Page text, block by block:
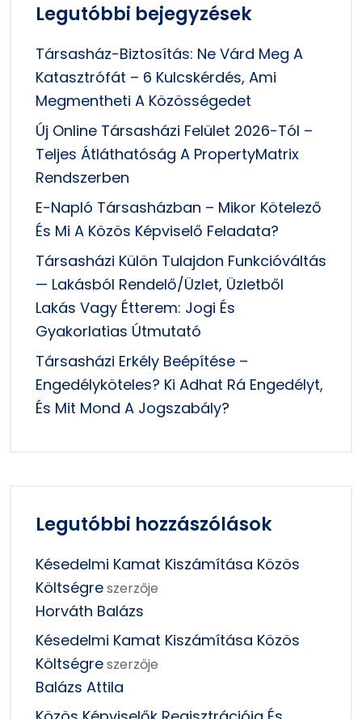
Legutóbbi bejegyzések
Társasház-Biztosítás: Ne Várd Meg A
Katasztrófát – 6 Kulcskérdés, Ami
Megmentheti A Közösségedet
Új Online Társasházi Felület 2026-Tól –
Teljes Átláthatóság A PropertyMatrix
Rendszerben
E-Napló Társasházban – Mikor Kötelező
És Mi A Közös Képviselő Feladata?
Társasházi Külön Tulajdon Funkcióváltás
— Lakásból Rendelő/üzlet, Üzletből
Lakás Vagy Étterem: Jogi És
Gyakorlatias Útmutató
Társasházi Erkély Beépítése –
Engedélyköteles? Ki Adhat Rá Engedélyt,
És Mit Mond A Jogszabály?
Legutóbbi hozzászólások
Késedelmi Kamat Kiszámítása Közös
Költségreszerzője
Horváth Balázs
Késedelmi Kamat Kiszámítása Közös
Költségreszerzője
Balázs Attila